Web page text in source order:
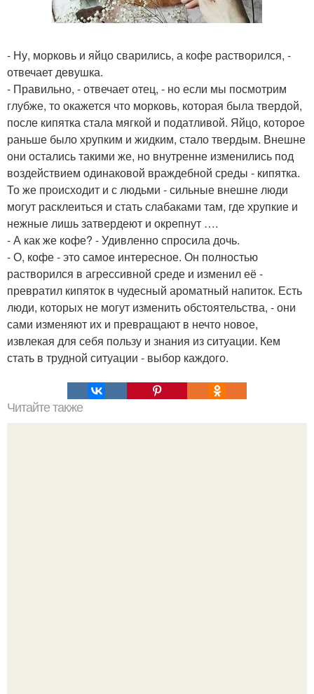
- Ну, морковь и яйцо сварились, а кофе растворился, -
отвечает девушка.
- Правильно, - отвечает отец, - но если мы посмотрим
глубже, то окажется что морковь, которая была твердой,
после кипятка стала мягкой и податливой. Яйцо, которое
раньше было хрупким и жидким, стало твердым. Внешне
они остались такими же, но внутренне изменились под
воздействием одинаковой враждебной среды - кипятка.
То же происходит и с людьми - сильные внешне люди
могут расклеиться и стать слабаками там, где хрупкие и
нежные лишь затвердеют и окрепнут ….
- А как же кофе? - Удивленно спросила дочь.
- О, кофе - это самое интересное. Он полностью
растворился в агрессивной среде и изменил её -
превратил кипяток в чудесный ароматный напиток. Есть
люди, которых не могут изменить обстоятельства, - они
сами изменяют их и превращают в нечто новое,
извлекая для себя пользу и знания из ситуации. Кем
стать в трудной ситуации - выбор каждого.
Читайте также